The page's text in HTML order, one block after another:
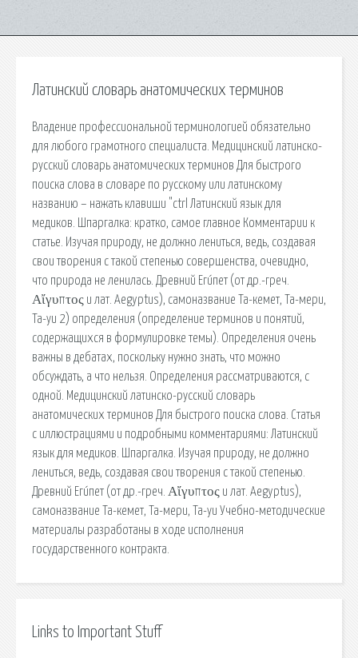
Латинский словарь анатомических терминов
Владение профессиональной терминологией обязательно
для любого грамотного специалиста. Медицинский латинско-
русский словарь анатомических терминов Для быстрого
поиска слова в словаре по русскому или латинскому
названию – нажать клавиши "ctrl Латинский язык для
медиков. Шпаргалка: кратко, самое главное Комментарии к
статье. Изучая природу, не должно лениться, ведь, создавая
свои творения с такой степенью совершенства, очевидно,
что природа не ленилась. Древний Еги́пет (от др.-греч.
Αἴγυπτος и лат. Aegyptus), самоназвание Та-кемет, Та-мери,
Та-уи 2) определения (определение терминов и понятий,
содержащихся в формулировке темы). Определения очень
важны в дебатах, поскольку нужно знать, что можно
обсуждать, а что нельзя. Определения рассматриваются, с
одной. Медицинский латинско-русский словарь
анатомических терминов Для быстрого поиска слова. Статья
с иллюстрациями и подробными комментариями: Латинский
язык для медиков. Шпаргалка. Изучая природу, не должно
лениться, ведь, создавая свои творения с такой степенью.
Древний Еги́пет (от др.-греч. Αἴγυπτος и лат. Aegyptus),
самоназвание Та-кемет, Та-мери, Та-уи Учебно-методические
материалы разработаны в ходе исполнения
государственного контракта.
Links to Important Stuff